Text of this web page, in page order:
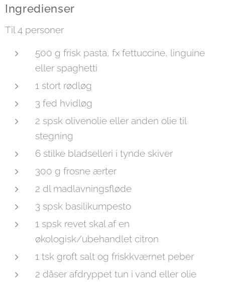
Ingredienser
Til 4 personer
500 g frisk pasta, fx fettuccine, linguine
eller spaghetti
1 stort rødløg
3 fed hvidløg
2 spsk olivenolie eller anden olie til
stegning
6 stilke bladselleri i tynde skiver
300 g frosne ærter
2 dl madlavningsfløde
3 spsk basilikumpesto
1 spsk revet skal af en
økologisk/ubehandlet citron
1 tsk groft salt og friskkværnet peber
2 dåser afdryppet tun i vand eller olie